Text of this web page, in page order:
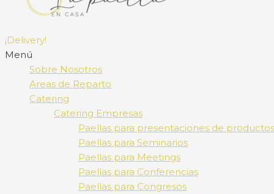
¡Delivery!
Menú
Sobre Nosotros
Areas de Reparto
Catering
Catering Empresas
Paellas para presentaciones de productos
Paellas para Seminarios
Paellas para Meetings
Paellas para Conferencias
Paellas para Congresos